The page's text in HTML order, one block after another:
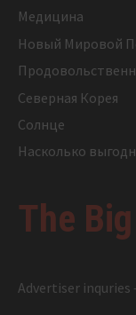
Медицина
Новый Мировой
Северная Корея
Солнце
Насколько
The
Advertiser inquries